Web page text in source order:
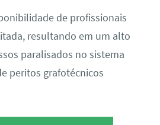
de profissionais
resultando em um alto
paralisados no sistema
peritos grafotécnicos